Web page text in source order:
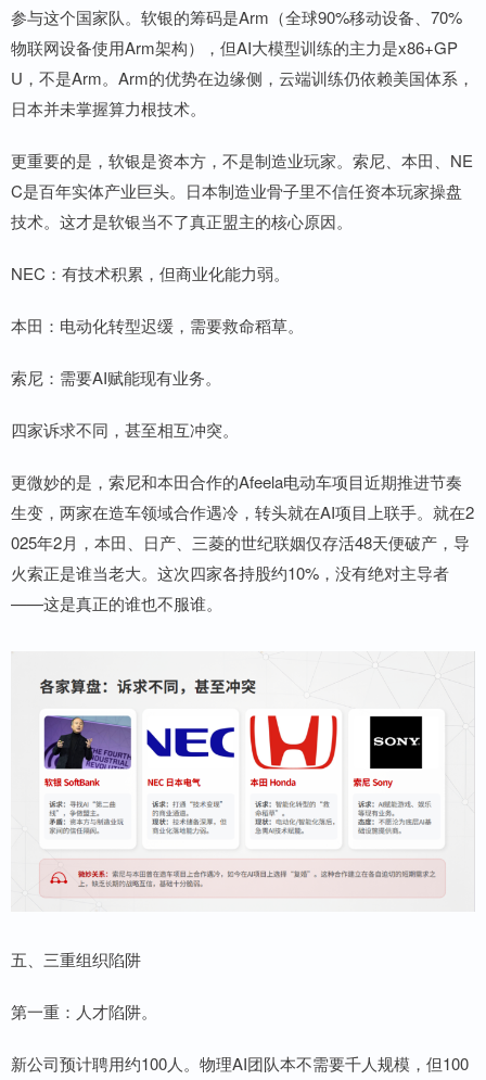
参与这个国家队。软银的筹码是Arm（全球90%移动设备、70%
物联网设备使用Arm架构），但AI大模型训练的主力是x86+GP
U，不是Arm。Arm的优势在边缘侧，云端训练仍依赖美国体系，
日本并未掌握算力根技术。
更重要的是，软银是资本方，不是制造业玩家。索尼、本田、NE
C是百年实体产业巨头。日本制造业骨子里不信任资本玩家操盘
技术。这才是软银当不了真正盟主的核心原因。
NEC：有技术积累，但商业化能力弱。
本田：电动化转型迟缓，需要救命稻草。
索尼：需要AI赋能现有业务。
四家诉求不同，甚至相互冲突。
更微妙的是，索尼和本田合作的Afeela电动车项目近期推进节奏
生变，两家在造车领域合作遇冷，转头就在AI项目上联手。就在2
025年2月，本田、日产、三菱的世纪联姻仅存活48天便破产，导
火索正是谁当老大。这次四家各持股约10%，没有绝对主导者
——这是真正的谁也不服谁。
五、三重组织陷阱
第一重：人才陷阱。
新公司预计聘用约100人。物理AI团队本不需要千人规模，但100